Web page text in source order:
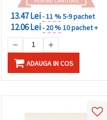
13.47 Lei- 11 %5-9 pachet
12.06 Lei- 20 %10 pachet +
ADAUGA IN COS